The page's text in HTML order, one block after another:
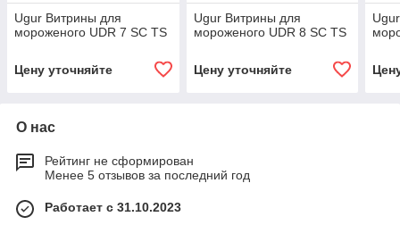
Ugur Витрины для
мороженого UDR 7 SC TS
Цену уточняйте
Ugur Витрины для
мороженого UDR 8 SC TS
Цену уточняйте
О нас
Рейтинг не сформирован
Менее 5 отзывов за последний год
Работает с 31.10.2023